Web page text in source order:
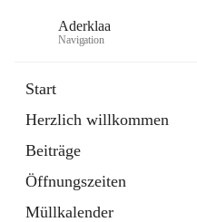
Aderklaa
Navigation
Start
Herzlich willkommen
Beiträge
Öffnungszeiten
Müllkalender
6 Schnellzugriffe
Gemeinde
3 Schnellzugriffe